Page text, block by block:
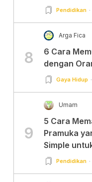
Pendidikan
8
Arga Fica
6 Cara
dengan
Gaya Hidup
9
Umam
5 Cara
Pramuka
Simple
Pendidikan